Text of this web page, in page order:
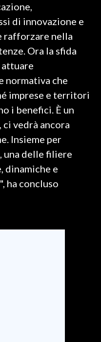
di innovazione e
rafforzare nella
Ora la sfida
attuare
normativa che
imprese e territori
i benefici. È un
ci vedrà ancora
Insieme per
una delle filiere
dinamiche e
ha concluso